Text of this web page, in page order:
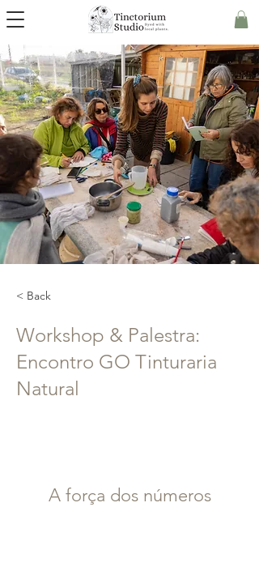
< Back
Workshop & Palestra:
Encontro GO Tinturaria
Natural
A força dos números